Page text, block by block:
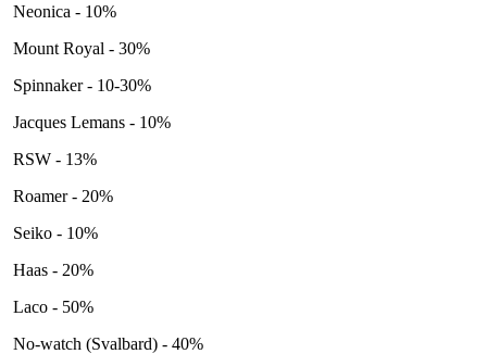
Neonica - 10%
Mount Royal - 30%
Spinnaker - 10-30%
Jacques Lemans - 10%
RSW - 13%
Roamer - 20%
Seiko - 10%
Haas - 20%
Laco - 50%
No-watch (Svalbard) - 40%